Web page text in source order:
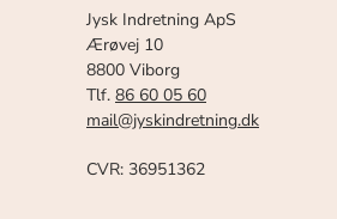
Jysk Indretning ApS
Ærøvej 10
8800 Viborg
Tlf. 86 60 05 60
mail@jyskindretning.dk
CVR: 36951362